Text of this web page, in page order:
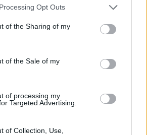
website/app uses one or more Google
or usage behaviour. You may click to
to Google and its third-party tags to
specified purposes in below Google
Opt Outs
of the Sharing of my
of the Sale of my
of processing my
Targeted Advertising.
of Collection, Use,